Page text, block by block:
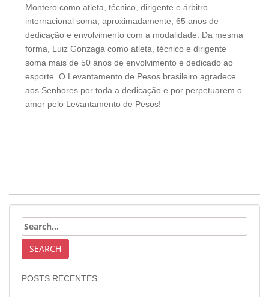
Montero como atleta, técnico, dirigente e árbitro
internacional soma, aproximadamente, 65 anos de
dedicação e envolvimento com a modalidade. Da mesma
forma, Luiz Gonzaga como atleta, técnico e dirigente
soma mais de 50 anos de envolvimento e dedicado ao
esporte. O Levantamento de Pesos brasileiro agradece
aos Senhores por toda a dedicação e por perpetuarem o
amor pelo Levantamento de Pesos!
POSTS RECENTES